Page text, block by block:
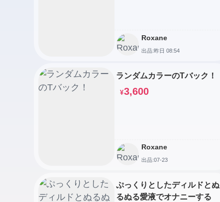
Roxane
出品:昨日 08:54
ランダムカラーのTバック！
¥3,600
Roxane
出品:07-23
ぷっくりとしたディルドとぬ
るぬる愛液でオナニーする